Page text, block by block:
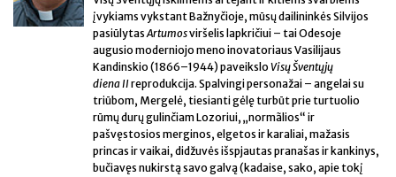
įvykiams vykstant Bažnyčioje, mūsų dailininkės Silvijos
pasiūlytasArtumosviršelis lapkričiui – tai Odesoje
augusio moderniojo meno inovatoriaus Vasilijaus
Kandinskio (1866–1944) paveikslo Visų Šventųjų
dienaIIreprodukcija. Spalvingi personažai – angelai su
triūbom, Mergelė, tiesianti gėlę turbūt prie turtuolio
rūmų durų gulinčiam Lozoriui, „normãlios“ ir
pašvęstosios merginos, elgetos ir karaliai, mažasis
princas ir vaikai, didžuvės išspjautas pranašas ir kankinys,
bučiavęs nukirstą savo galvą (kadaise, sako, apie tokį